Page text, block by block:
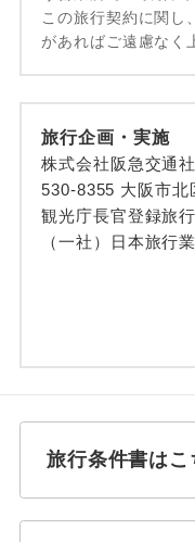
この旅行契約に関し
があればご遠慮なく
旅行企画・実施
株式会社阪急交通社
530-8355 大阪市
観光庁長官登録旅
（一社）日本旅行
旅行条件書はこ